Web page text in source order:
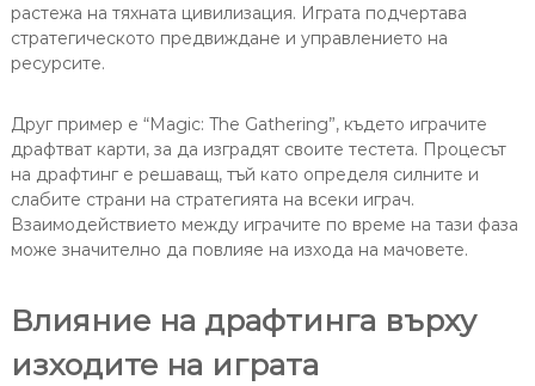
растежа на тяхната цивилизация. Играта подчертава
стратегическото предвиждане и управлението на
ресурсите.
Друг пример е “Magic: The Gathering”, където играчите
драфтват карти, за да изградят своите тестета. Процесът
на драфтинг е решаващ, тъй като определя силните и
слабите страни на стратегията на всеки играч.
Взаимодействието между играчите по време на тази фаза
може значително да повлияе на изхода на мачовете.
Влияние на драфтинга върху
изходите на играта